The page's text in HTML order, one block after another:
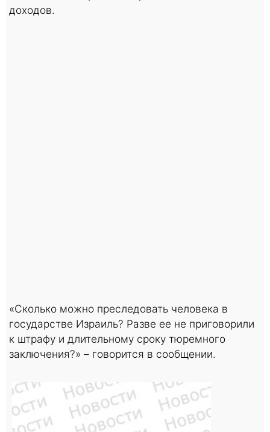
доходов.
«Сколько можно преследовать человека в
государстве Израиль? Разве ее не приговорили
к штрафу и длительному сроку тюремного
заключения?» – говорится в сообщении.